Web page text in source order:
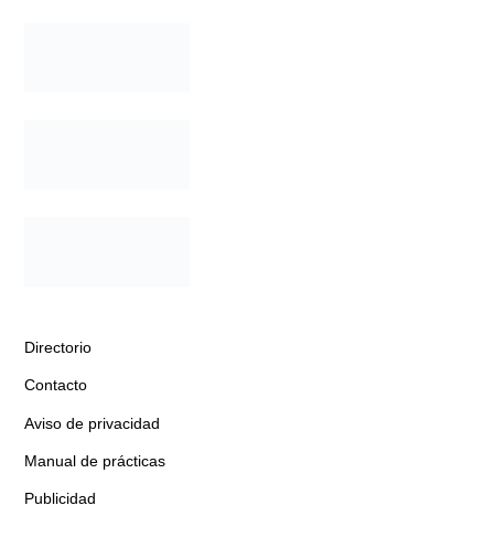
Directorio
Contacto
Aviso de privacidad
Manual de prácticas
Publicidad